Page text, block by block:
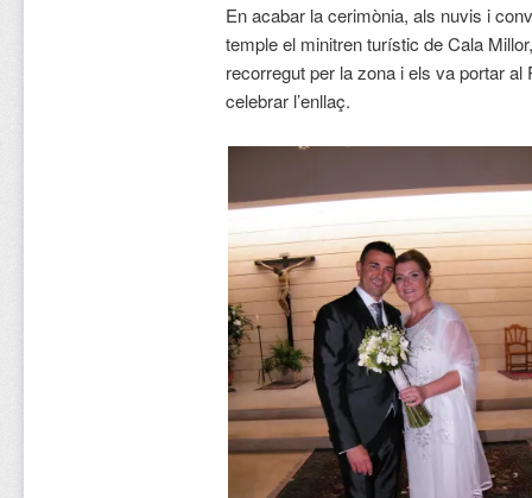
En acabar la cerimònia, als nuvis i
temple el minitren turístic de Cala
recorregut per la zona i els va portar
celebrar l’enllaç.